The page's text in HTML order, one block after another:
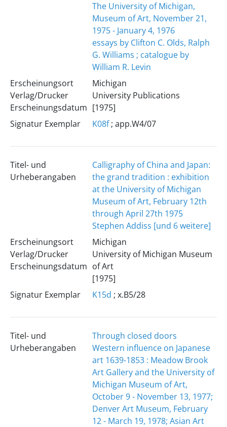
The University of Michigan,
Museum of Art, November 21,
1975 - January 4, 1976
essays by Clifton C. Olds, Ralph
G. Williams ; catalogue by
William R. Levin
Erscheinungsort
Verlag/Drucker
Erscheinungsdatum
Michigan
University Publications
[1975]
Signatur Exemplar
K08f; app.W4/07
Titel- und
Urheberangaben
Calligraphy of China and Japan:
the grand tradition : exhibition
at the University of Michigan
Museum of Art, February 12th
through April 27th 1975
Stephen Addiss [und 6 weitere]
Erscheinungsort
Verlag/Drucker
Erscheinungsdatum
Michigan
University of Michigan Museum
of Art
[1975]
Signatur Exemplar
K15d ; x.B5/28
Titel- und
Urheberangaben
Through closed doors
Western influence on Japanese
art 1639-1853 : Meadow Brook
Art Gallery and the University of
Michigan Museum of Art,
October 9 - November 13, 1977;
Denver Art Museum, February
12 - March 19, 1978; Asian Art